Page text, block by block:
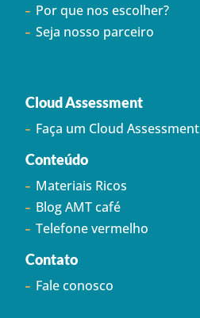
Por que nos escolher?
Seja nosso parceiro
Cloud Assessment
Faça um Cloud Assessment
Conteúdo
Materiais Ricos
Blog AMT café
Telefone vermelho
Contato
Fale conosco